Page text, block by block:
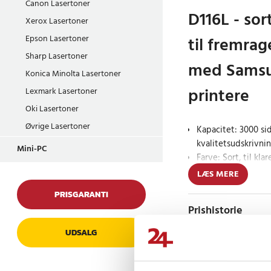
Canon Lasertoner
Xerox Lasertoner
Epson Lasertoner
Sharp Lasertoner
Konica Minolta Lasertoner
Lexmark Lasertoner
Oki Lasertoner
Øvrige Lasertoner
Mini-PC
PRISGARANTI
UDSALG
D116L -
til
med
printere
Kapacitet: 3000
Farve: Sort, til
Kompatibilitet:
MultiXpress-
Opnå den absolut
LÆS MERE
Prishistorie